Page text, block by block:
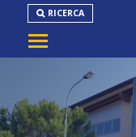
RICERCA
PRODOTTI
NORMATIVE